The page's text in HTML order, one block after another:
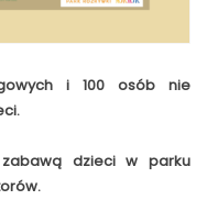
i 100 osób nie
dzieci w parku